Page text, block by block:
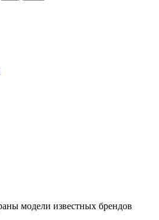
модели известных брендов